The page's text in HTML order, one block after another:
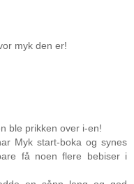
myk den er!
ble prikken over i-en!
Myk start-boka og synes
få noen flere bebiser i